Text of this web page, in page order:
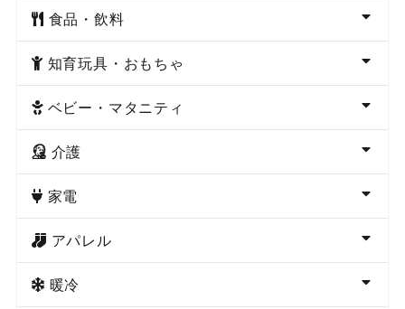
食品・飲料
知育玩具・おもちゃ
ベビー・マタニティ
介護
家電
アパレル
暖冷